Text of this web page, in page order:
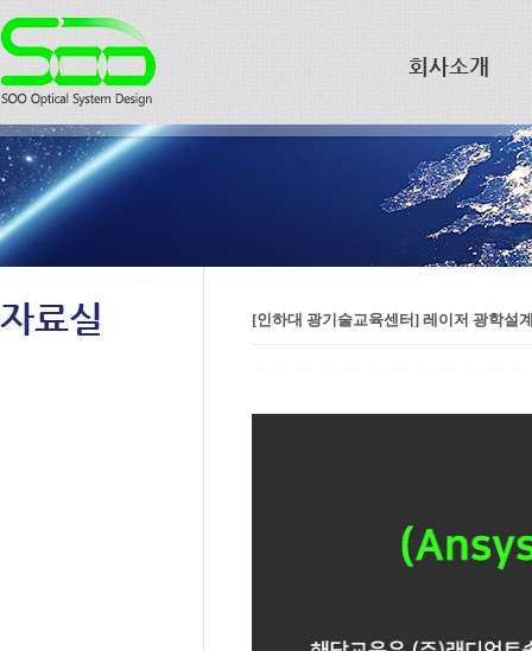
회사소개
자료실 [인하대 광기술교육센터] 레이저 광학설